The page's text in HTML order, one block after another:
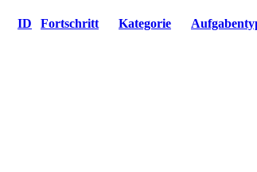
ID Fortschritt Kategorie